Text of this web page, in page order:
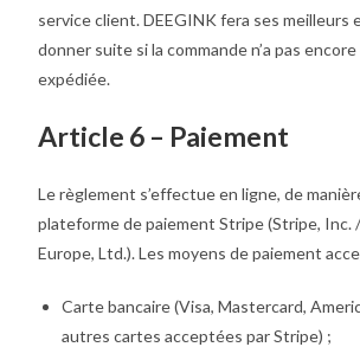
service client. DEEGINK fera ses meilleurs
donner suite si la commande n’a pas
expédiée.
Article 6 – Paiement
Le règlement s’effectue en ligne, de
plateforme de paiement Stripe (Stripe, Inc.
Europe, Ltd.). Les moyens de paiement
Carte bancaire (Visa, Mastercard,
autres cartes acceptées par Stripe) ;